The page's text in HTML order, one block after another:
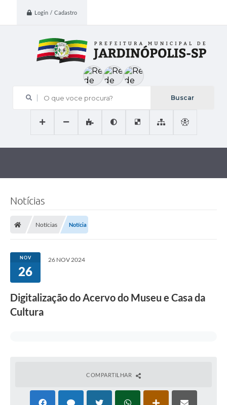
Login / Cadastro
O que voce procura?
Notícias
Notícias Notícia
NOV
26
26 NOV 2024
Digitalização do Acervo do Museu e Casa da
Cultura
COMPARTILHAR